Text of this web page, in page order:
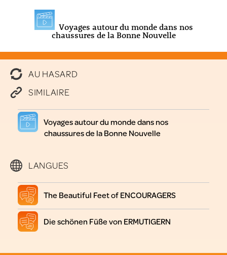
Voyages autour du monde dans nos
chaussures de la Bonne Nouvelle
AU HASARD
SIMILAIRE
Voyages autour du monde dans nos
chaussures de la Bonne Nouvelle
LANGUES
The Beautiful Feet of ENCOURAGERS
Die schönen Füße von ERMUTIGERN